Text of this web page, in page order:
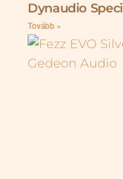
Dynaudio
Tovább »